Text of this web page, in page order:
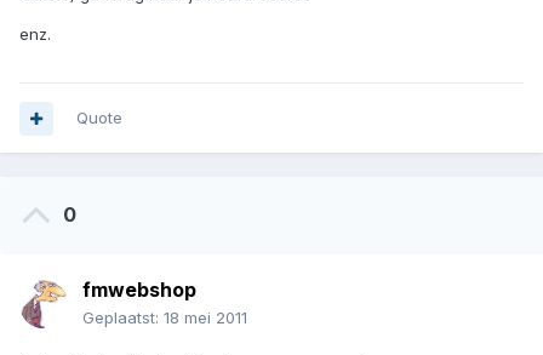
enz.
Quote
0
fmwebshop
Geplaatst: 18 mei 2011